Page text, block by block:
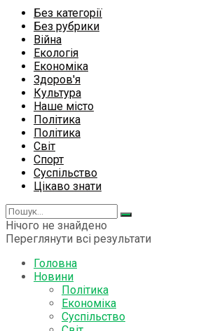
Без категорії
Без рубрики
Війна
Екологія
Економіка
Здоров'я
Культура
Наше місто
Політика
Політика
Світ
Спорт
Суспільство
Цікаво знати
Нічого не знайдено
Переглянути всі результати
Головна
Новини
Політика
Економіка
Суспільство